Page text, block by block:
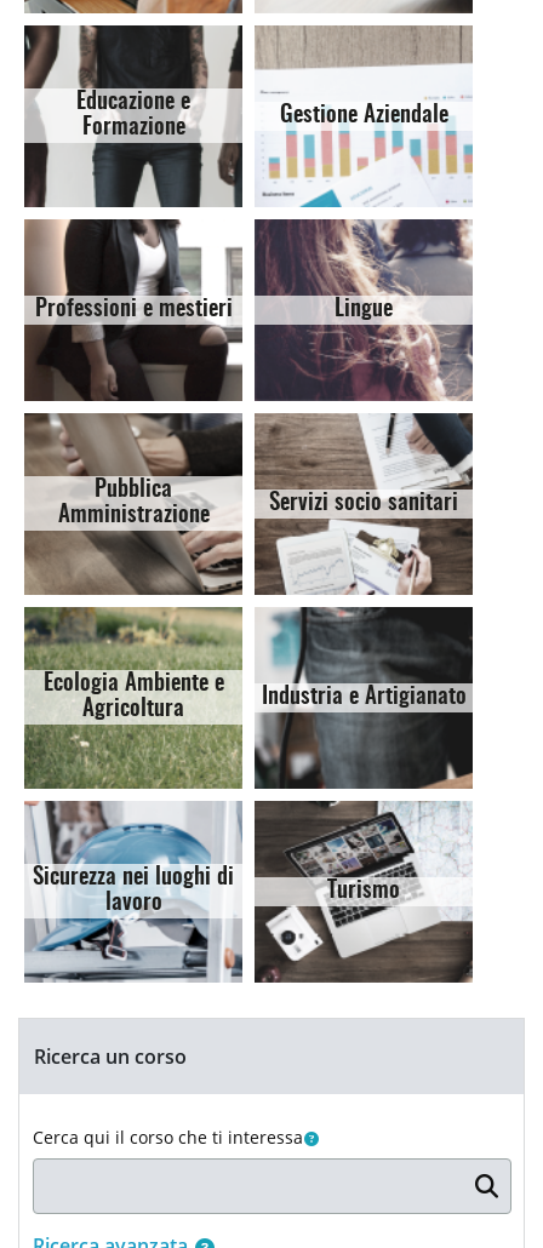
Educazione e
Formazione
Gestione Aziendale
Professioni e mestieri Lingue
Pubblica
Amministrazione
Servizi socio sanitari
Ecologia Ambiente e
Agricoltura
Industria e Artigianato
Sicurezza nei luoghi di
lavoro
Turismo
Ricerca un corso
Cerca qui il corso che ti interessa